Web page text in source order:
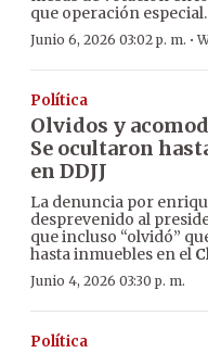
que operación especial.
Junio 6, 2026 03:02 p. m. ·
Política
Olvidos y
Se ocultaron
en DDJJ
La denuncia por
desprevenido al
que incluso “olvidó”
hasta inmuebles en el
Junio 4, 2026 03:30 p. m.
Política